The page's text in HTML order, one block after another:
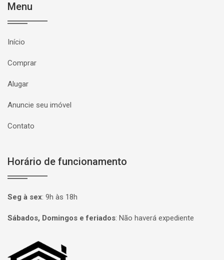
Menu
Início
Comprar
Alugar
Anuncie seu imóvel
Contato
Horário de funcionamento
Seg à sex: 9h às 18h
Sábados, Domingos e feriados: Não haverá expediente
Página inicial